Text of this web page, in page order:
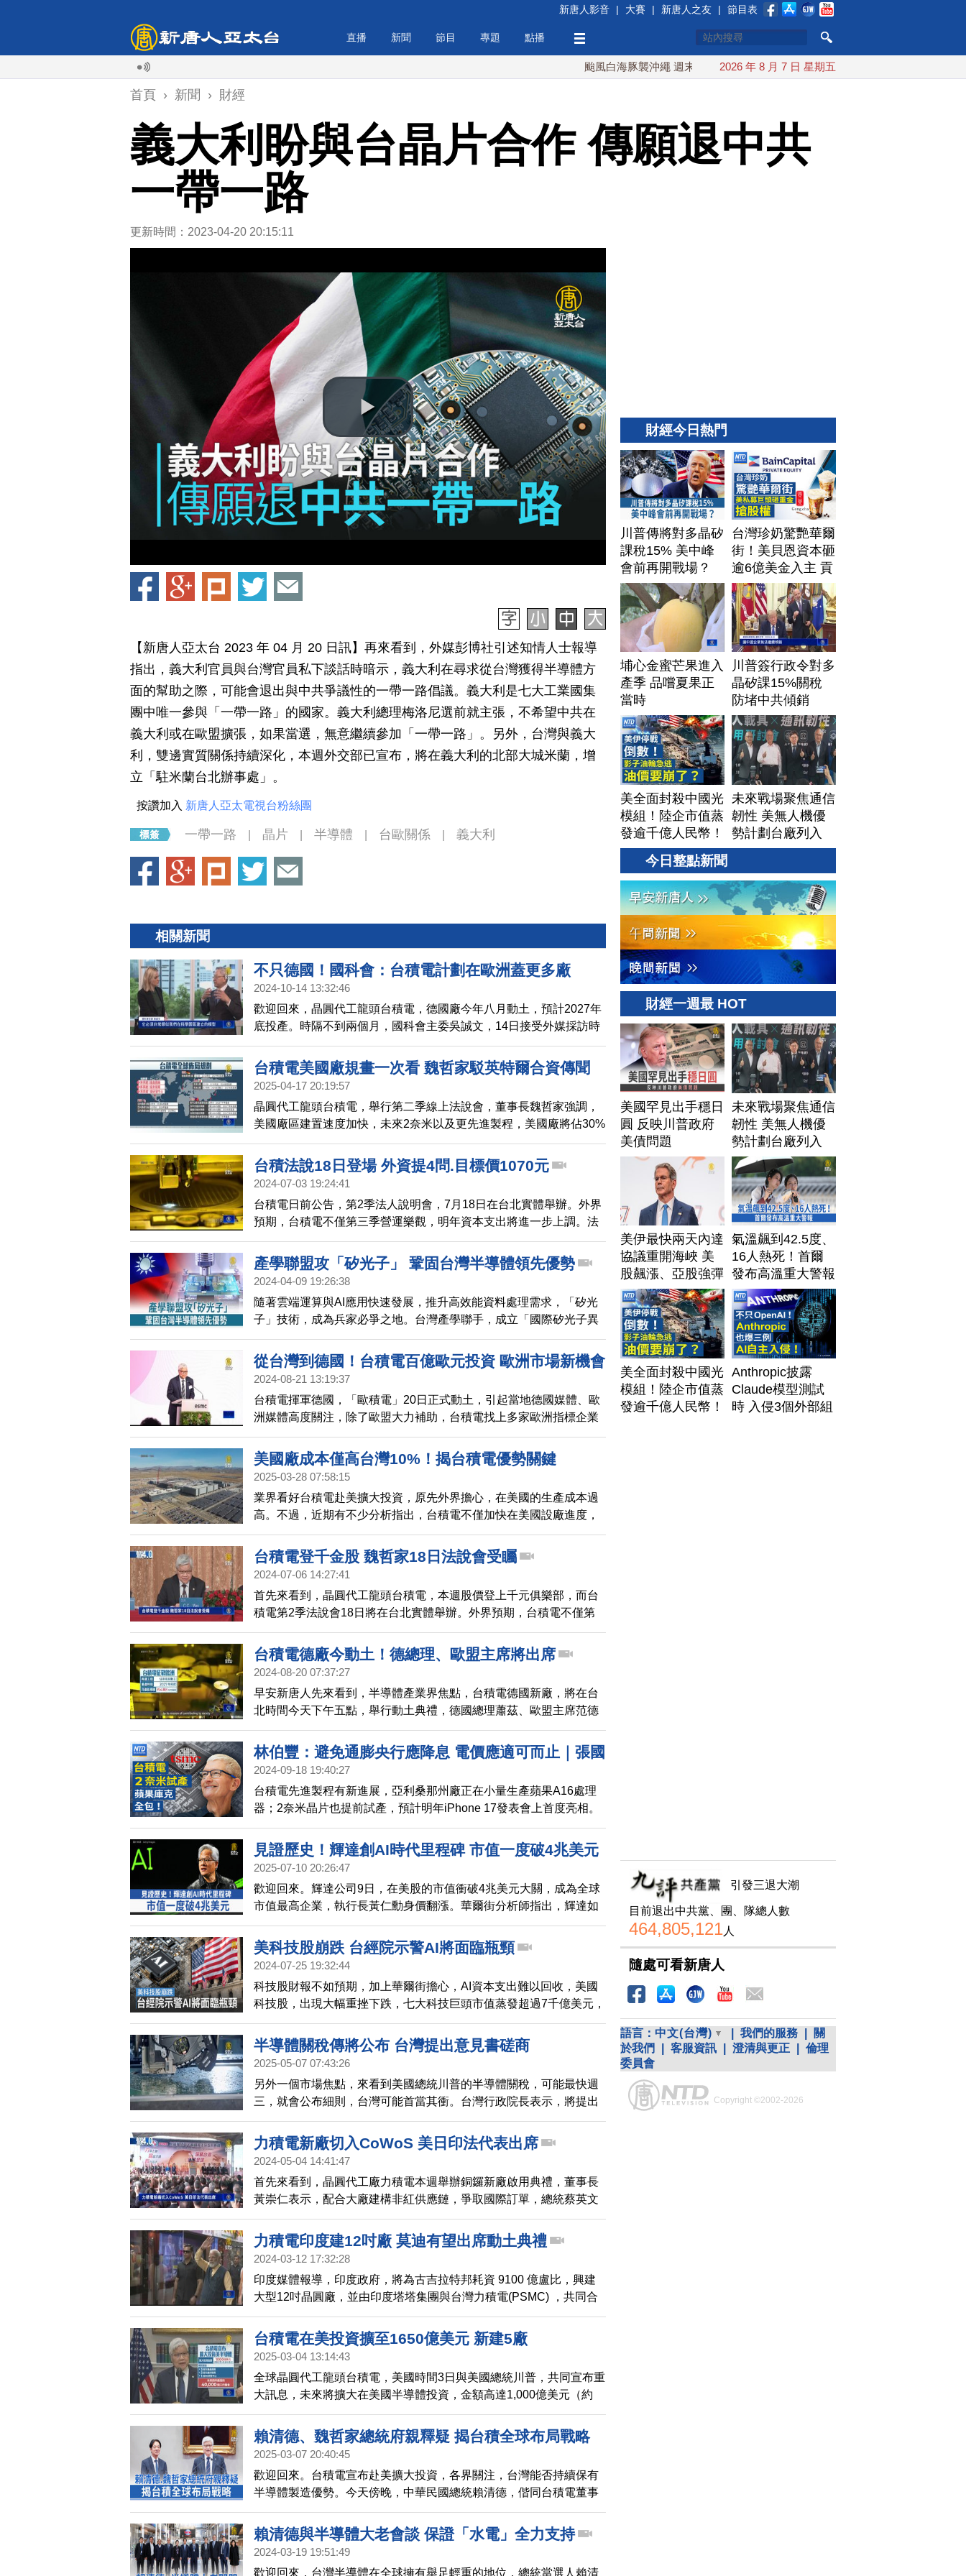
新唐人影音 | 大賽 | 新唐人之友 | 節目表
直播 新聞 節目 專題 點播
颱風白海豚襲沖繩 週末最近台灣 10日登陸浙江 川普預透露美伊談判進展 美彈藥
2026 年 8 月 7 日 星期五
首頁 › 新聞 › 財經
義大利盼與台晶片合作 傳願退中共
一帶一路
更新時間：2023-04-20 20:15:11
【新唐人亞太台 2023 年 04 月 20 日訊】再來看到，外媒彭博社引述知情人士報導
指出，義大利官員與台灣官員私下談話時暗示，義大利在尋求從台灣獲得半導體方
面的幫助之際，可能會退出與中共爭議性的一帶一路倡議。義大利是七大工業國集
團中唯一參與「一帶一路」的國家。義大利總理梅洛尼選前就主張，不希望中共在
義大利或在歐盟擴張，如果當選，無意繼續參加「一帶一路」。另外，台灣與義大
利，雙邊實質關係持續深化，本週外交部已宣布，將在義大利的北部大城米蘭，增
立「駐米蘭台北辦事處」。
按讚加入 新唐人亞太電視台粉絲團
一帶一路 晶片 半導體 台歐關係 義大利
相關新聞
不只德國！國科會：台積電計劃在歐洲蓋更多廠
2024-10-14 13:32:46
歡迎回來，晶圓代工龍頭台積電，德國廠今年八月動土，預計2027年
底投產。時隔不到兩個月，國科會主委吳誠文，14日接受外媒採訪時
透露，台積電正評估在歐洲擴廠。
台積電美國廠規畫一次看 魏哲家駁英特爾合資傳聞
2025-04-17 20:19:57
晶圓代工龍頭台積電，舉行第二季線上法說會，董事長魏哲家強調，
美國廠區建置速度加快，未來2奈米以及更先進製程，美國廠將佔30%
占比，宣告未來美國將打造更完整供應鏈生態系，至於與英特爾的合
資傳聞，魏哲家一一駁斥。
台積法說18日登場 外資提4問.目標價1070元
2024-07-03 19:24:41
台積電日前公告，第2季法人說明會，7月18日在台北實體舉辦。外界
預期，台積電不僅第三季營運樂觀，明年資本支出將進一步上調。法
人圈聚焦四大提問，有外資看好股價走向，開出1070元新台幣的目標
價。
產學聯盟攻「矽光子」 鞏固台灣半導體領先優勢
2024-04-09 19:26:38
隨著雲端運算與AI應用快速發展，推升高效能資料處理需求，「矽光
子」技術，成為兵家必爭之地。台灣產學聯手，成立「國際矽光子異
質整合聯盟」，期盼加速矽光子應用，進一步鞏固台灣半導體領先地
位。
從台灣到德國！台積電百億歐元投資 歐洲市場新機會
2024-08-21 13:19:37
台積電揮軍德國，「歐積電」20日正式動土，引起當地德國媒體、歐
洲媒體高度關注，除了歐盟大力補助，台積電找上多家歐洲指標企業
一同攜手，業界預測，德國建廠的進度會比美國順利，也將帶動台積
電打入歐洲市場。薩克森邦總理在接受新唐人訪問時也說明，邀請台
積電投資的重要性。
美國廠成本僅高台灣10%！揭台積電優勢關鍵
2025-03-28 07:58:15
業界看好台積電赴美擴大投資，原先外界擔心，在美國的生產成本過
高。不過，近期有不少分析指出，台積電不僅加快在美國設廠進度，
成本也未必會高出太多；專家剖析其中的關鍵優勢。
台積電登千金股 魏哲家18日法說會受矚
2024-07-06 14:27:41
首先來看到，晶圓代工龍頭台積電，本週股價登上千元俱樂部，而台
積電第2季法說會18日將在台北實體舉辦。外界預期，台積電不僅第
三季營運樂觀，明年資本支出將進一步上調。
台積電德廠今動土！德總理、歐盟主席將出席
2024-08-20 07:37:27
早安新唐人先來看到，半導體產業界焦點，台積電德國新廠，將在台
北時間今天下午五點，舉行動土典禮，德國總理蕭茲、歐盟主席范德
賴恩將親自出席，彰顯歐洲官方高度重視。未來台德合作，也備受矚
目。
林伯豐：避免通膨央行應降息 電價應適可而止｜張國
煒出招！控告張國華等人違反遺囑涉背信｜中共政府
債去年逾70兆 專家：債務將連環爆｜中國製DUV生
產65奈米晶片扯8奈米 遭打臉
2024-09-18 19:40:27
台積電先進製程有新進展，亞利桑那州廠正在小量生產蘋果A16處理
器；2奈米晶片也提前試產，預計明年iPhone 17發表會上首度亮相。
市場預料，蘋果將包下台積電2奈米的全部產能。 中共工信部日前公
布中國能自製DUV曝光機的相關文件，內容稱分辨率能達65奈米以
下、套刻精度在8奈米以下。許多中國民眾高喊突破美國封鎖，中國
僅能生產65奈米或以下晶片。 美國與日本已接近達成一項協議，進一
步限制對中國晶片業的關鍵技術輸出，美方希望11月大選前，
見證歷史！輝達創AI時代里程碑 市值一度破4兆美元
2025-07-10 20:26:47
歡迎回來。輝達公司9日，在美股的市值衝破4兆美元大關，成為全球
市值最高企業，執行長黃仁勳身價翻漲。華爾街分析師指出，輝達如
今坐實產業龍頭，預期這波AI浪潮正要開始。
美科技股崩跌 台經院示警AI將面臨瓶頸
2024-07-25 19:32:44
科技股財報不如預期，加上華爾街擔心，AI資本支出難以回收，美國
科技股，出現大幅重挫下跌，七大科技巨頭市值蒸發超過7千億美元，
台經院學者孫明德認為，AI產業面臨轉型、撞牆期，金融市場要慎防
波動。
半導體關稅傳將公布 台灣提出意見書磋商
2025-05-07 07:43:26
另外一個市場焦點，來看到美國總統川普的半導體關稅，可能最快週
三，就會公布細則，台灣可能首當其衝。台灣行政院長表示，將提出
意見書，期待進行有效磋商。
力積電新廠切入CoWoS 美日印法代表出席
2024-05-04 14:41:47
首先來看到，晶圓代工廠力積電本週舉辦銅鑼新廠啟用典禮，董事長
黃崇仁表示，配合大廠建構非紅供應鏈，爭取國際訂單，總統蔡英文
在當天的記者會中，讚揚台灣半導體展現強大韌性，包括美國、印
度、日本、法國駐台代表都出席見證。
力積電印度建12吋廠 莫迪有望出席動土典禮
2024-03-12 17:32:28
印度媒體報導，印度政府，將為古吉拉特邦耗資 9100 億盧比，興建
大型12吋晶圓廠，並由印度塔塔集團與台灣力積電(PSMC) ，共同合
作建造。
台積電在美投資擴至1650億美元 新建5廠
2025-03-04 13:14:43
全球晶圓代工龍頭台積電，美國時間3日與美國總統川普，共同宣布重
大訊息，未來將擴大在美國半導體投資，金額高達1,000億美元（約
3.3兆新台幣），不僅包含產能擴大，也將涵蓋先進封裝廠，台積電聲
明，這項投資將支持美國五大客戶，並完善美國AI供應鏈。
賴清德、魏哲家總統府親釋疑 揭台積全球布局戰略
2025-03-07 20:40:45
歡迎回來。台積電宣布赴美擴大投資，各界關注，台灣能否持續保有
半導體製造優勢。今天傍晚，中華民國總統賴清德，偕同台積電董事
長魏哲家，在總統府召開記者會，首度對外說明，台積電全球布局計
劃。
賴清德與半導體大老會談 保證「水電」全力支持
2024-03-19 19:51:49
歡迎回來，台灣半導體在全球擁有舉足輕重的地位，總統當選人賴清
財經今日熱門
川普傳將對多晶矽
課稅15% 美中峰
會前再開戰場？
台灣珍奶驚艷華爾
街！美貝恩資本砸
逾6億美金入主 貢
茶拓國際版圖加速
攻美？｜#財經新
聞｜
20260806(四)
埔心金蜜芒果進入
產季 品嚐夏果正
當時
川普簽行政令對多
晶矽課15%關稅
防堵中共傾銷
美全面封殺中國光
模組！陸企市值蒸
發逾千億人民幣！
AI資料中心供應鏈
洗牌？台灣喜迎轉
單！成關鍵樞紐？
｜#財經新聞
│20260805 (三)
未來戰場聚焦通信
韌性 美無人機優
勢計劃台廠列入
今日整點新聞
財經一週最 HOT
美國罕見出手穩日
圓 反映川普政府
美債問題
未來戰場聚焦通信
韌性 美無人機優
勢計劃台廠列入
美伊最快兩天內達
協議重開海峽 美
股飆漲、亞股強彈
氣溫飆到42.5度、
16人熱死！首爾
發布高溫重大警報
美全面封殺中國光
模組！陸企市值蒸
發逾千億人民幣！
Anthropic披露
Claude模型測試
時 入侵3個外部組
引發三退大潮
目前退出中共黨、團、隊總人數
464,805,121人
隨處可看新唐人
語言： 中文(台灣) 我們的服務
關
於我們
客服資訊 澄清與更正
倫理
委員會
Copyright ©2002-2026